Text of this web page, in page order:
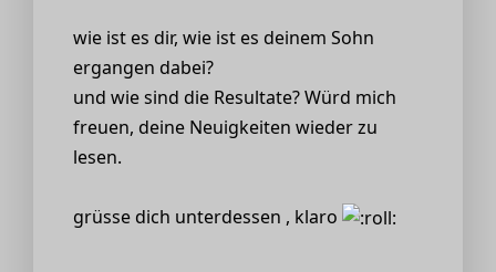
wie ist es dir, wie ist es deinem Sohn
ergangen dabei?
und wie sind die Resultate? Würd mich
freuen, deine Neuigkeiten wieder zu
lesen.
grüsse dich unterdessen , klaro